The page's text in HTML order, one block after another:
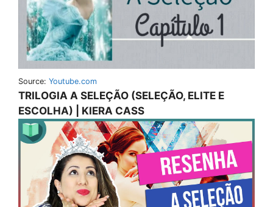
Source: Youtube.com
TRILOGIA A SELEÇÃO (SELEÇÃO, ELITE E
ESCOLHA) | KIERA CASS